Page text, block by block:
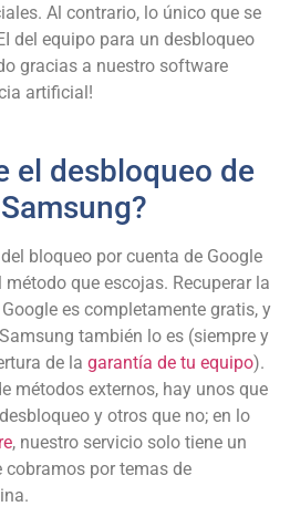
Al contrario, lo único que se
del equipo para un desbloqueo
gracias a nuestro software
artificial!
el desbloqueo de
bloqueo por cuenta de Google
que escojas. Recuperar la
es completamente gratis, y
también lo es (siempre y
de la garantía de tu equipo).
métodos externos, hay unos que
y otros que no; en lo
, nuestro servicio solo tiene un
cobramos por temas de